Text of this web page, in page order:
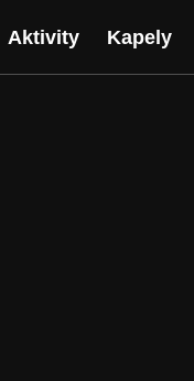
Aktivity Kapely